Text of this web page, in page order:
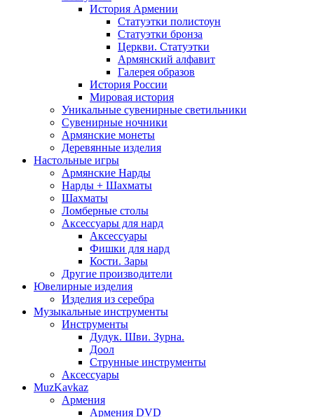
История Армении
Статуэтки полистоун
Статуэтки бронза
Церкви. Статуэтки
Армянский алфавит
Галерея образов
История России
Мировая история
Уникальные сувенирные светильники
Сувенирные ночники
Армянские монеты
Деревянные изделия
Настольные игры
Армянские Нарды
Нарды + Шахматы
Шахматы
Ломберные столы
Аксессуары для нард
Аксессуары
Фишки для нард
Кости. Зары
Другие производители
Ювелирные изделия
Изделия из серебра
Музыкальные инструменты
Инструменты
Дудук. Шви. Зурна.
Доол
Струнные инструменты
Аксессуары
MuzKavkaz
Армения
Армения DVD